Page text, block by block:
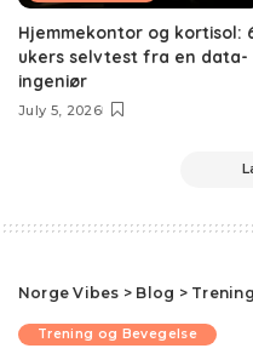
Hjemmekontor og kortisol:
ukers selvtest fra en data-
ingeniør
July 5, 2026
Norge Vibes > Blog >
Trening og Bevegelse